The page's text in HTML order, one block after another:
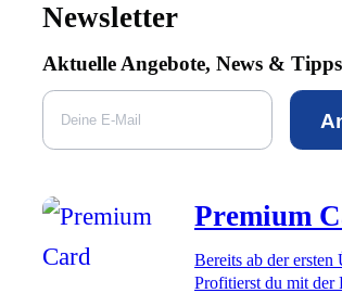
Newsletter
Aktuelle Angebote, News & Tipps
Premium
Bereits ab der ersten
Profitierst du mit der